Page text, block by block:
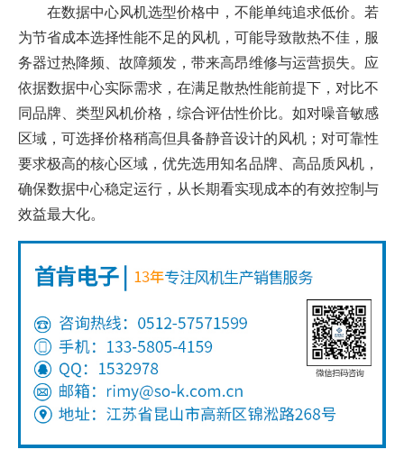
在数据中心风机选型价格中，不能单纯追求低价。若
为节省成本选择性能不足的风机，可能导致散热不佳，服
务器过热降频、故障频发，带来高昂维修与运营损失。应
依据数据中心实际需求，在满足散热性能前提下，对比不
同品牌、类型风机价格，综合评估性价比。如对噪音敏感
区域，可选择价格稍高但具备静音设计的风机；对可靠性
要求极高的核心区域，优先选用知名品牌、高品质风机，
确保数据中心稳定运行，从长期看实现成本的有效控制与
效益最大化。